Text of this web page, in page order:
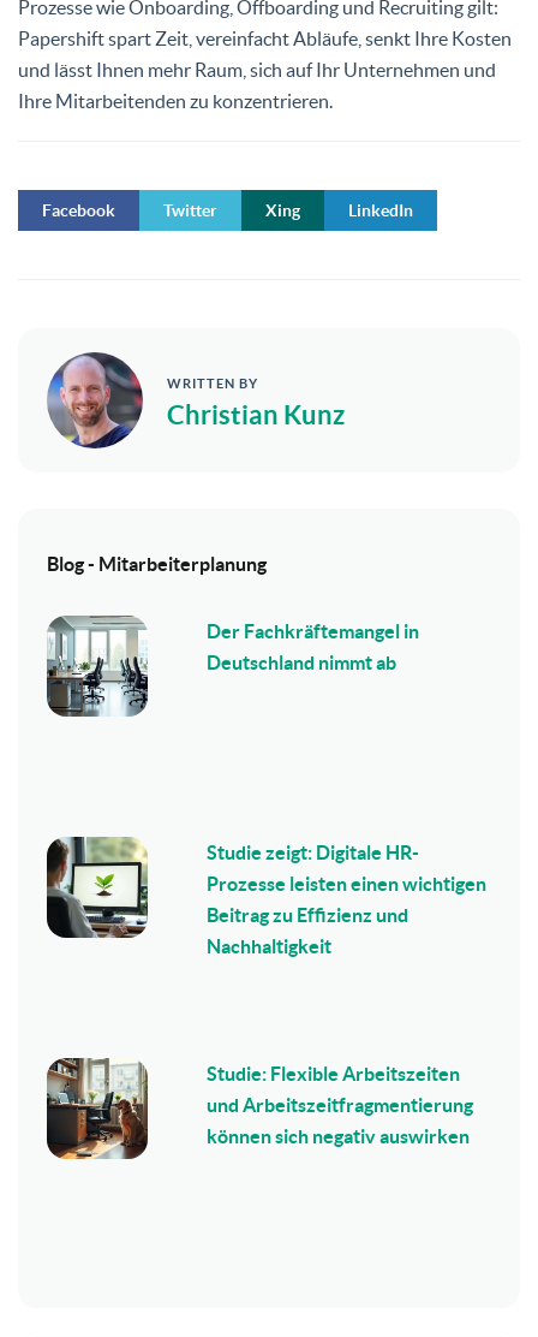
Prozesse wie Onboarding, Offboarding und Recruiting gilt:
Papershift spart Zeit, vereinfacht Abläufe, senkt Ihre Kosten
und lässt Ihnen mehr Raum, sich auf Ihr Unternehmen und
Ihre Mitarbeitenden zu konzentrieren.
Facebook Twitter Xing LinkedIn
WRITTEN BY
Christian Kunz
Blog - Mitarbeiterplanung
Der Fachkräftemangel in
Deutschland nimmt ab
Studie zeigt: Digitale HR-
Prozesse leisten einen wichtigen
Beitrag zu Effizienz und
Nachhaltigkeit
Studie: Flexible Arbeitszeiten
und Arbeitszeitfragmentierung
können sich negativ auswirken